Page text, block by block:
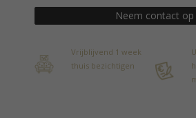
Neem contact op
Vrijblijvend 1 week
thuis bezichtigen